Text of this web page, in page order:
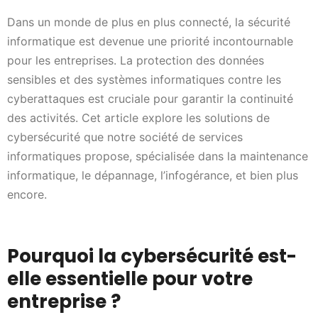
Dans un monde de plus en plus connecté, la sécurité
informatique est devenue une priorité incontournable
pour les entreprises. La protection des données
sensibles et des systèmes informatiques contre les
cyberattaques est cruciale pour garantir la continuité
des activités. Cet article explore les solutions de
cybersécurité que notre société de services
informatiques propose, spécialisée dans la maintenance
informatique, le dépannage, l’infogérance, et bien plus
encore.
Pourquoi la cybersécurité est-
elle essentielle pour votre
entreprise ?